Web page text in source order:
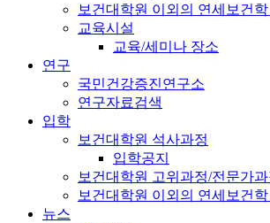
보건대학원 이외의 연세보건학
교육시설
교육/세미나 장소
연구
국민건강증진연구소
연구자료검색
입학
보건대학원 석사과정
입학공지
보건대학원 고위과정/전문가과
보건대학원 이외의 연세보건학
뉴스